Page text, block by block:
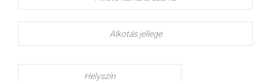
kamarai
száma
jellege